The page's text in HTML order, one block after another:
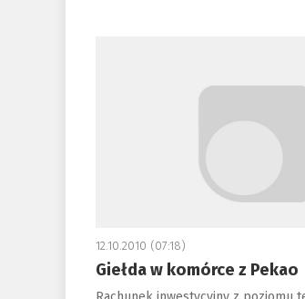
12.10.2010 (07:18)
Giełda w komórce z Pekao